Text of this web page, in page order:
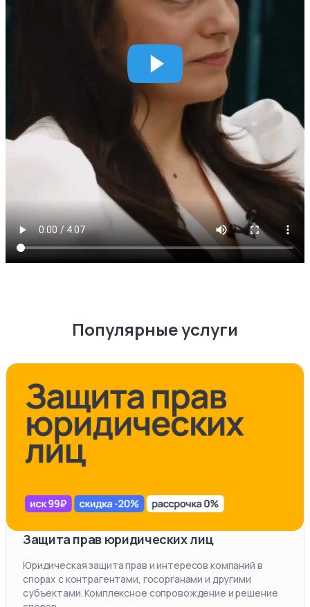
Популярные услуги
Защита прав юридических лиц
Юридическая защита прав и интересов компаний в
спорах с контрагентами, госорганами и другими
субъектами. Комплексное сопровождение и решение